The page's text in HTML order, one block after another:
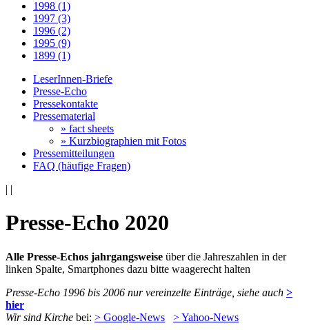
1998 (1)
1997 (3)
1996 (2)
1995 (9)
1899 (1)
LeserInnen-Briefe
Presse-Echo
Pressekontakte
Pressematerial
» fact sheets
» Kurzbiographien mit Fotos
Pressemitteilungen
FAQ (häufige Fragen)
| |
Presse-Echo 2020
Alle Presse-Echos jahrgangsweise über die Jahreszahlen in der
linken Spalte, Smartphones dazu bitte waagerecht halten
Presse-Echo 1996 bis 2006 nur vereinzelte Einträge, siehe auch >
hier
Wir sind Kirche bei: > Google-News > Yahoo-News